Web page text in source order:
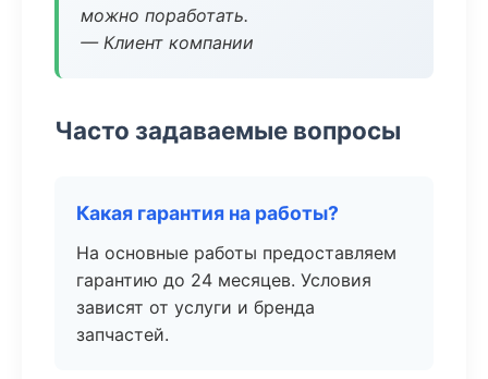
можно поработать.
— Клиент компании
Часто задаваемые вопросы
Какая гарантия на работы?
На основные работы предоставляем
гарантию до 24 месяцев. Условия
зависят от услуги и бренда
запчастей.